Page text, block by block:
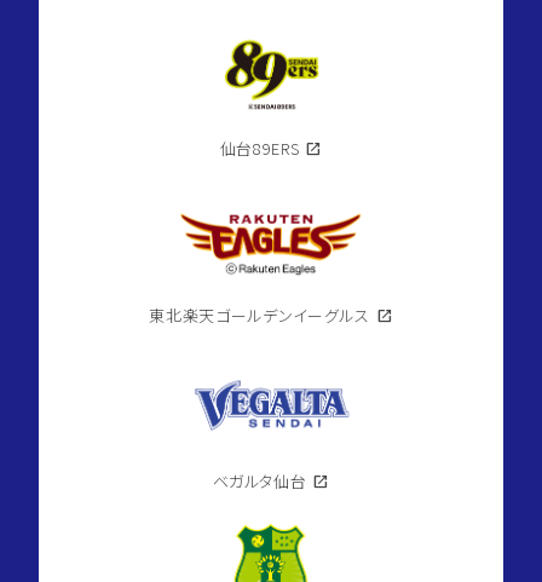
仙台89ERS open_in_new
東北楽天ゴールデンイーグルス open_in_new
ベガルタ仙台 open_in_new